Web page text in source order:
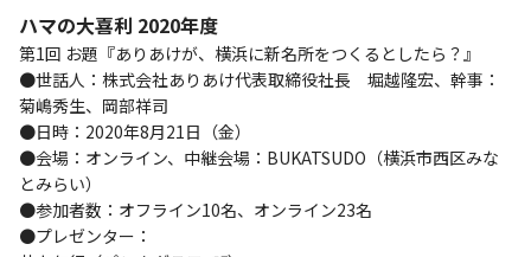
ハマの大喜利 2020年度
第1回 お題『ありあけが、横浜に新名所をつくるとしたら？』
●世話人：株式会社ありあけ代表取締役社長 堀越隆宏、幹事：
菊嶋秀生、岡部祥司
●日時：2020年8月21日（金）
●会場：オンライン、中継会場：BUKATSUDO（横浜市西区みな
とみらい）
●参加者数：オフライン10名、オンライン23名
●プレゼンター：